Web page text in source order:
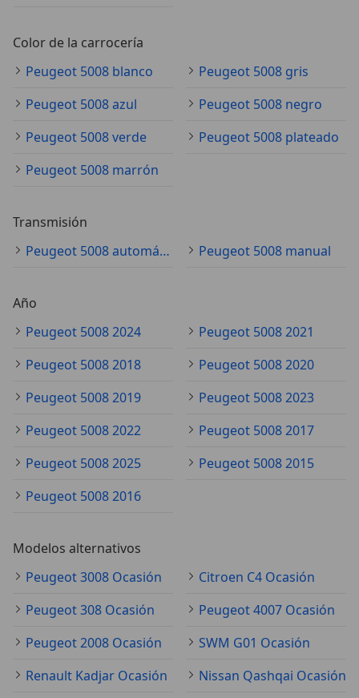
Color de la carrocería
Peugeot 5008 blanco
Peugeot 5008 gris
Peugeot 5008 azul
Peugeot 5008 negro
Peugeot 5008 verde
Peugeot 5008 plateado
Peugeot 5008 marrón
Transmisión
Peugeot 5008 automático
Peugeot 5008 manual
Año
Peugeot 5008 2024
Peugeot 5008 2021
Peugeot 5008 2018
Peugeot 5008 2020
Peugeot 5008 2019
Peugeot 5008 2023
Peugeot 5008 2022
Peugeot 5008 2017
Peugeot 5008 2025
Peugeot 5008 2015
Peugeot 5008 2016
Modelos alternativos
Peugeot 3008 Ocasión
Citroen C4 Ocasión
Peugeot 308 Ocasión
Peugeot 4007 Ocasión
Peugeot 2008 Ocasión
SWM G01 Ocasión
Renault Kadjar Ocasión
Nissan Qashqai Ocasión